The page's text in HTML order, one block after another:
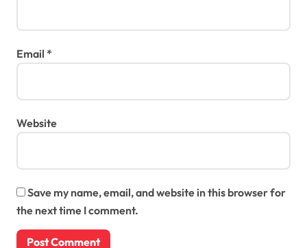
Email *
Website
Save my name, email, and website in this browser for
the next time I comment.